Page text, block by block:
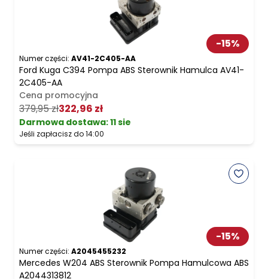
-15%
Numer części: AV41-2C405-AA
Ford Kuga C394 Pompa ABS Sterownik Hamulca AV41-
2C405-AA
Cena promocyjna
379,95 zł322,96 zł
Darmowa dostawa:11 sie
Jeśli zapłacisz do 14:00
-15%
Numer części: A2045455232
Mercedes W204 ABS Sterownik Pompa Hamulcowa ABS
A2044313812